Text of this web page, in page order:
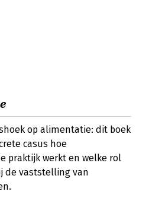
op alimentatie: dit boek
casus hoe
praktijk werkt en welke rol
de vaststelling van